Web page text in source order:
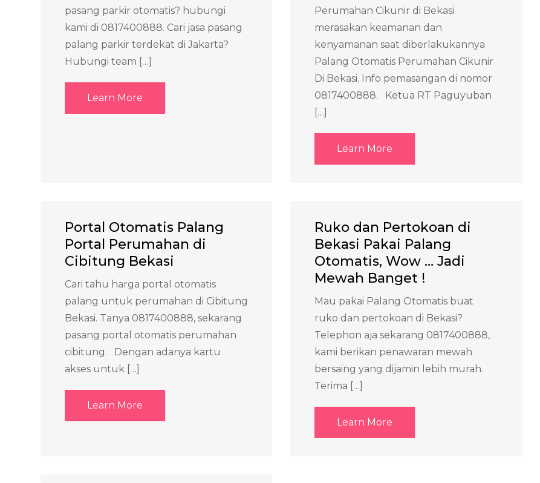
pasang parkir otomatis? hubungi
kami di 0817400888. Cari jasa pasang
palang parkir terdekat di Jakarta?
Hubungi team […]
Learn More
Perumahan Cikunir di Bekasi
merasakan keamanan dan
kenyamanan saat diberlakukannya
Palang Otomatis Perumahan Cikunir
Di Bekasi. Info pemasangan di nomor
0817400888. Ketua RT Paguyuban
[…]
Learn More
Portal Otomatis Palang
Portal Perumahan di
Cibitung Bekasi
Cari tahu harga portal otomatis
palang untuk perumahan di Cibitung
Bekasi. Tanya 0817400888, sekarang
pasang portal otomatis perumahan
cibitung. Dengan adanya kartu
akses untuk […]
Learn More
Ruko dan Pertokoan di
Bekasi Pakai Palang
Otomatis, Wow … Jadi
Mewah Banget !
Mau pakai Palang Otomatis buat
ruko dan pertokoan di Bekasi?
Telephon aja sekarang 0817400888,
kami berikan penawaran mewah
bersaing yang dijamin lebih murah.
Terima […]
Learn More